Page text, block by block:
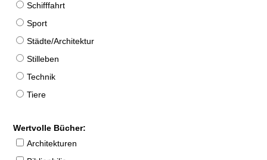
Schifffahrt
Sport
Städte/Architektur
Stilleben
Technik
Tiere
Wertvolle Bücher:
Architekturen